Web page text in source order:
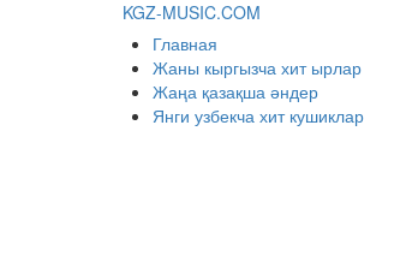
KGZ-MUSIC.COM
Главная
Жаны кыргызча хит ырлар
Жаңа қазақша әндер
Янги узбекча хит кушиклар